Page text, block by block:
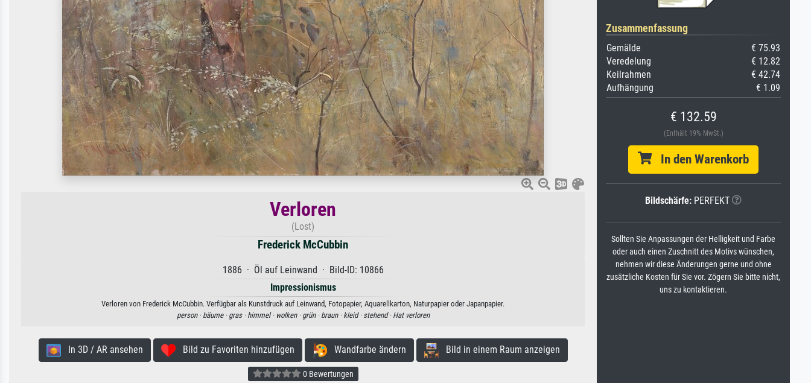
Verloren
(Lost)
Frederick McCubbin
1886 · Öl auf Leinwand · Bild-ID: 10866
Impressionismus
Verloren von Frederick McCubbin. Verfügbar als Kunstdruck auf Leinwand, Fotopapier, Aquarellkarton, Naturpapier oder Japanpapier.
person · bäume · gras · himmel · wolken · grün · braun · kleid · stehend · Hat verloren
In 3D / AR ansehen Bild zu Favoriten hinzufügen Wandfarbe ändern Bild in einem Raum anzeigen
0 Bewertungen
Zusammenfassung
Gemälde
€ 75.93
Veredelung
€ 12.82
Keilrahmen
€ 42.74
Aufhängung
€ 1.09
€ 132.59
(Enthält 19% MwSt.)
In den Warenkorb
Bildschärfe: PERFEKT
Sollten Sie Anpassungen der Helligkeit und Farbe
oder auch einen Zuschnitt des Motivs wünschen,
nehmen wir diese Änderungen gerne und ohne
zusätzliche Kosten für Sie vor. Zögern Sie bitte nicht,
uns zu kontaktieren.